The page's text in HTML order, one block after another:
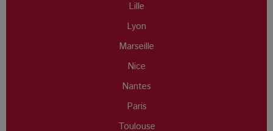
Lille
Lyon
Marseille
Nice
Nantes
Paris
Toulouse